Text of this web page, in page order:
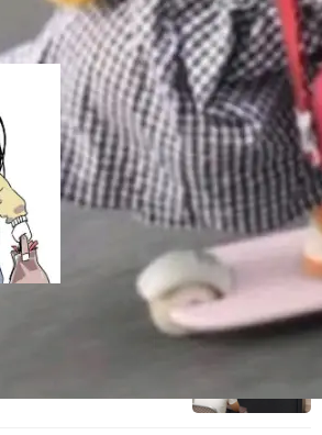
用和效率提升的需求。
等对数据安全要求较...
看清混合算力时代下，
否被充分利用，以及持
化。 深信服AI算力网关
从Token治理和成本治
一份算力都看得清、管
更安全！ 一、从现在开
年后，宣布离职。 他
的还有 Sanjay Ghema
23，Jeff Dean 二十多
和 Bigtable 的共同
大脑核心成员，Se
发明人）以及 Oriol Vin
人，AlphaSta...
发布：界面
记忆搜索增强
文编码智能体，这一轮
得住」三件事一次补
SolonCode 是杭州无
端编码智能体——一位全
主理解需求、规划步
、不挑平台，curl 一行
Gitee · GitCode · GitHu
8~26）、macOS / Linu
PC。 # macOS / Linu
https://solon.noea
释放AI Coding
（CodeArts）
的作用与价值 在软件工
核心知识资产的主要载
包含数十万乃至数百万
模型调用可承载的上下
持续扩张与代码历史的
块关系、接口契约、业
散于数十乃至数百个文
知识关联网络。传统的
，难以触及代码的语义
发者使用代码智能体在
释放AI Coding
（CodeArts）
的作用与价值 在软件工
核心知识资产的主要载
包含数十万乃至数百万
块关系、接口契约、业
散于数十乃至数百个文
，为了给自己接的私活腾
AI游戏部门的全部核心